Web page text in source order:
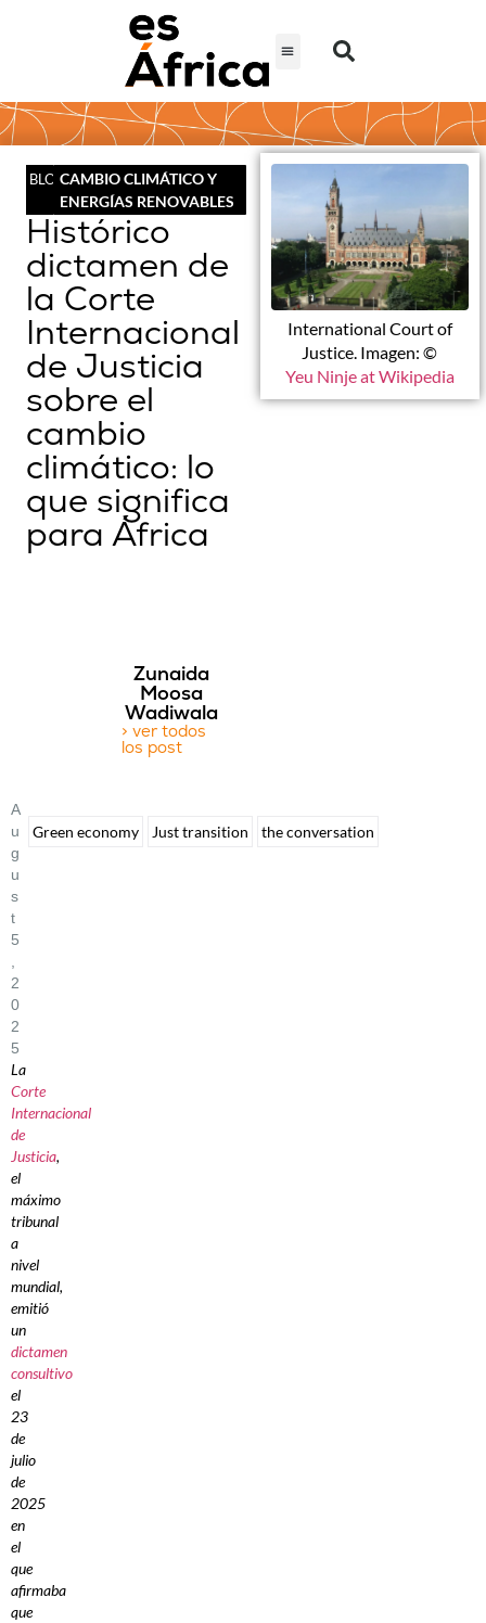
BLOGCAMBIO CLIMÁTICO Y
ENERGÍAS RENOVABLES
Histórico
dictamen de
la Corte
Internacional
de Justicia
sobre el
cambio
climático: lo
que significa
para África
International Court of
Justice. Imagen: ©
Yeu Ninje at Wikipedia
Zunaida
Moosa
Wadiwala
> ver todos
los post
A
U
G
U
S
T
5
2
0
2
5
La
Corte
Internacional
de
Justicia,
el
máximo
tribunal
a
nivel
mundial,
emitió
un
dictamen
consultivo
el
23
de
julio
de
2025
en
el
que
afirmaba
que
Green economy Just transition the conversation